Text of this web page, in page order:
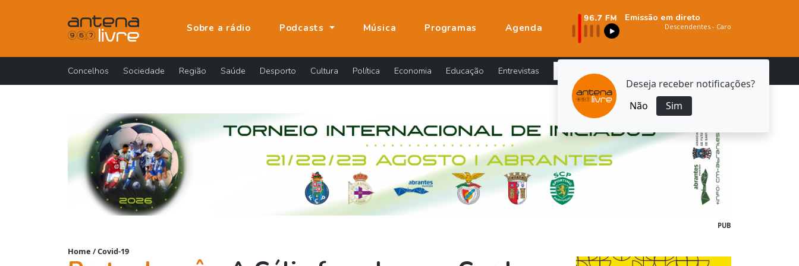
Deseja receber notificações?
Não
Sim
Sobre a rádio Podcasts Música Programas Agenda
Emissão em direto
Concelhos Sociedade Região Saúde Desporto Cultura Política Economia Educação Entrevistas
PUB
Home /Covid-19